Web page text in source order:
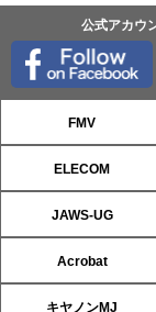
公式アカウ
FMV
ELECOM
JAWS-UG
Acrobat
キヤノンMJ